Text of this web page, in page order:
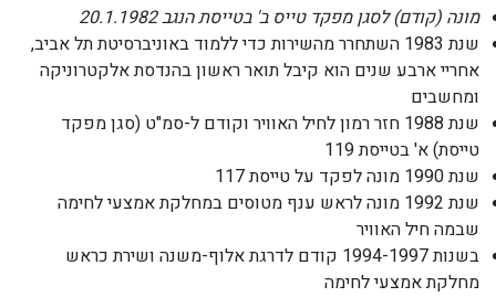
מונה (קודם) לסגן מפקד טייס ב' בטייסת הנגב 20.1.1982
שנת 1983 השתחרר מהשירות כדי ללמוד באוניברסיטת תל אביב,
אחריי ארבע שנים הוא קיבל תואר ראשון בהנדסת אלקטרוניקה
ומחשבים
שנת 1988 חזר רמון לחיל האוויר וקודם ל-סמ"ט (סגן מפקד
טייסת) א' בטייסת 119
שנת 1990 מונה לפקד על טייסת 117
שנת 1992 מונה לראש ענף מטוסים במחלקת אמצעי לחימה
שבמה חיל האוויר
בשנות 1994-1997 קודם לדרגת אלוף-משנה ושירת כראש
מחלקת אמצעי לחימה